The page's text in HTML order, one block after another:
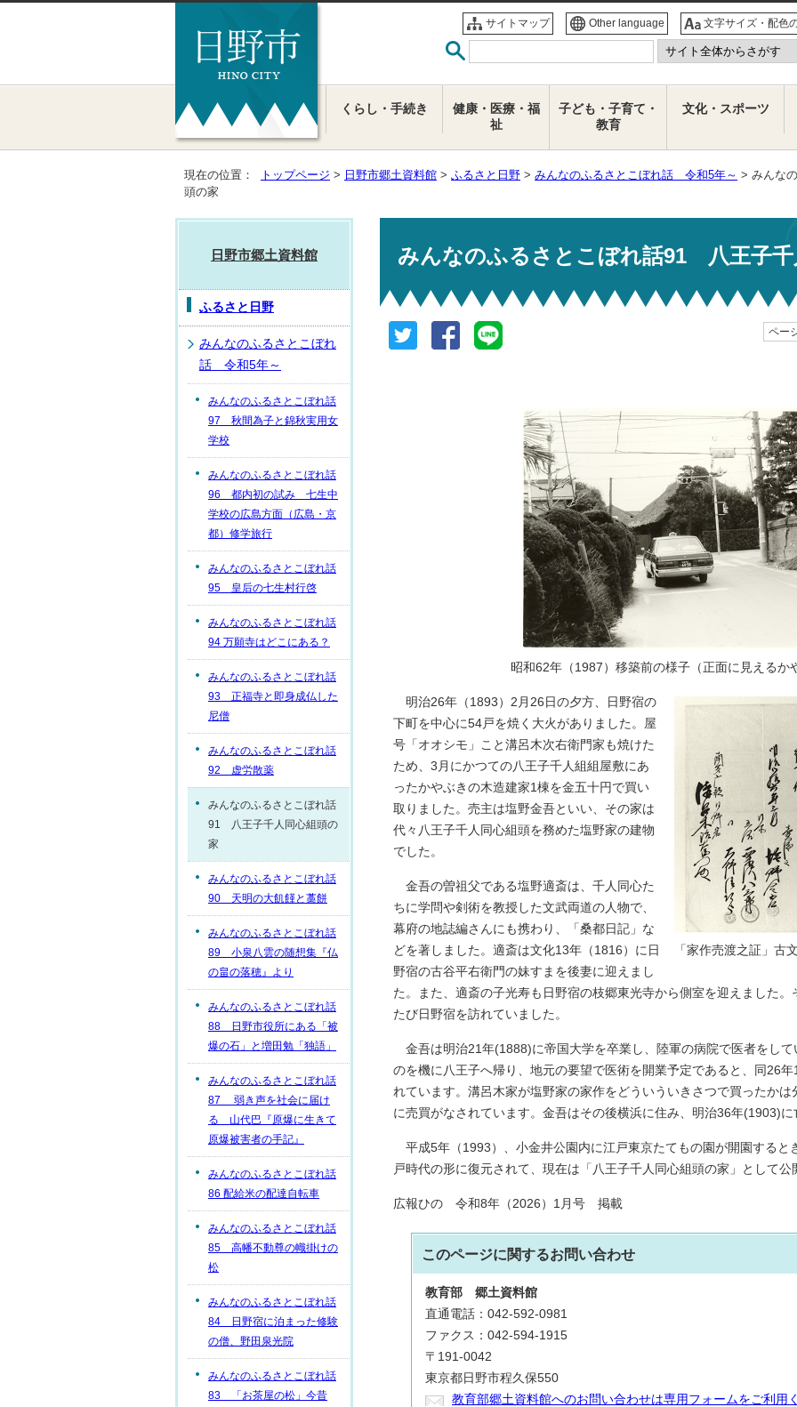
サイトマップ Other language 文字サイズ・配色
くらし・手続き
健康・医療・福
祉
子ども・子育て・
教育
文化・スポーツ
現在の位置： トップページ > 日野市郷土資料館 > ふるさと日野 > みんなのふるさとこぼれ話 令和5年～ > みんな
頭の家
みんなのふるさとこぼれ話91 八王子千
ペー
昭和62年（1987）移築前の様子（正面に見えるか
「家作売渡之証」古
明治26年（1893）2月26日の夕方、日野宿の
下町を中心に54戸を焼く大火がありました。屋
号「オオシモ」こと溝呂木次右衛門家も焼けた
ため、3月にかつての八王子千人組組屋敷にあ
ったかやぶきの木造建家1棟を金五十円で買い
取りました。売主は塩野金吾といい、その家は
代々八王子千人同心組頭を務めた塩野家の建物
でした。
金吾の曽祖父である塩野適斎は、千人同心た
ちに学問や剣術を教授した文武両道の人物で、
幕府の地誌編さんにも携わり、「桑都日記」な
どを著しました。適斎は文化13年（1816）に日
野宿の古谷平右衛門の妹すまを後妻に迎えまし
た。また、適斎の子光寿も日野宿の枝郷東光寺から側室を迎えました
たび日野宿を訪れていました。
金吾は明治21年(1888)に帝国大学を卒業し、陸軍の病院で医者をし
のを機に八王子へ帰り、地元の要望で医術を開業予定であると、同26
れています。溝呂木家が塩野家の家作をどういういきさつで買ったか
に売買がなされています。金吾はその後横浜に住み、明治36年(1903)に
平成5年（1993）、小金井公園内に江戸東京たてもの園が開園すると
戸時代の形に復元されて、現在は「八王子千人同心組頭の家」として公
広報ひの 令和8年（2026）1月号 掲載
このページに関するお問い合わせ
教育部 郷土資料館
直通電話：042-592-0981
ファクス：042-594-1915
〒191-0042
東京都日野市程久保550
教育部郷土資料館へのお問い合わせは専用フォームをご利用
日野市郷土資料館
ふるさと日野
みんなのふるさとこぼれ
話 令和5年～
みんなのふるさとこぼれ話
97 秋間為子と錦秋実用女
学校
みんなのふるさとこぼれ話
96 都内初の試み 七生中
学校の広島方面（広島・京
都）修学旅行
みんなのふるさとこぼれ話
95 皇后の七生村行啓
みんなのふるさとこぼれ話
94 万願寺はどこにある？
みんなのふるさとこぼれ話
93 正福寺と即身成仏した
尼僧
みんなのふるさとこぼれ話
92 虚労散薬
みんなのふるさとこぼれ話
91 八王子千人同心組頭の
家
みんなのふるさとこぼれ話
90 天明の大飢饉と藁餅
みんなのふるさとこぼれ話
89 小泉八雲の随想集『仏
の畠の落穂』より
みんなのふるさとこぼれ話
88 日野市役所にある「被
爆の石」と増田勉「独語」
みんなのふるさとこぼれ話
87 弱き声を社会に届け
る 山代巴『原爆に生きて
原爆被害者の手記』
みんなのふるさとこぼれ話
86 配給米の配達自転車
みんなのふるさとこぼれ話
85 高幡不動尊の幟掛けの
松
みんなのふるさとこぼれ話
84 日野宿に泊まった修験
の僧、野田泉光院
みんなのふるさとこぼれ話
83 「お茶屋の松」今昔